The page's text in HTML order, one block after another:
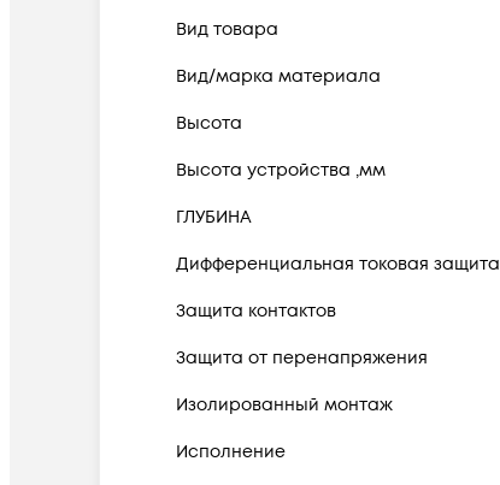
Вид товара
Вид/марка материала
Высота
Высота устройства ,мм
ГЛУБИНА
Дифференциальная токовая защита
Защита контактов
Защита от перенапряжения
Изолированный монтаж
Исполнение